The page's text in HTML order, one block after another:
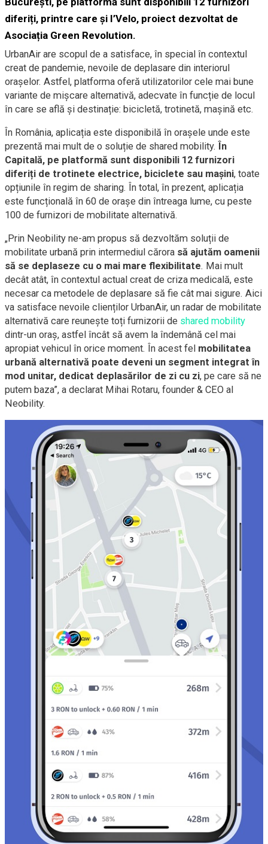
diferiți, printre care și I’Velo, proiect dezvoltat de
Asociația Green Revolution.
UrbanAir are scopul de a satisface, în special în contextul
creat de pandemie, nevoile de deplasare din interiorul
orașelor. Astfel, platforma oferă utilizatorilor cele mai bune
variante de mișcare alternativă, adecvate în funcție de locul
în care se află și destinație: bicicletă, trotinetă, mașină etc.
În România, aplicația este disponibilă în orașele unde este
prezentă mai mult de o soluție de shared mobility. În
Capitală, pe platformă sunt disponibili 12 furnizori
diferiți de trotinete electrice, biciclete sau mașini, toate
opțiunile în regim de sharing. În total, în prezent, aplicația
este funcțională în 60 de orașe din întreaga lume, cu peste
100 de furnizori de mobilitate alternativă.
„Prin Neobility ne-am propus să dezvoltăm soluții de
mobilitate urbană prin intermediul cărora să ajutăm oamenii
să se deplaseze cu o mai mare flexibilitate. Mai mult
decât atât, în contextul actual creat de criza medicală, este
necesar ca metodele de deplasare să fie cât mai sigure. Aici
va satisface nevoile clienților UrbanAir, un radar de mobilitate
alternativă care reunește toți furnizorii de shared mobility
dintr-un oraș, astfel încât să avem la îndemână cel mai
apropiat vehicul în orice moment. În acest fel mobilitatea
urbană alternativă poate deveni un segment integrat în
mod unitar, dedicat deplasărilor de zi cu zi, pe care să ne
putem baza”, a declarat Mihai Rotaru, founder & CEO al
Neobility.